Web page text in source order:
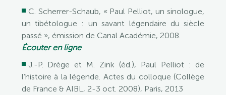
C. Scherrer-Schaub, « Paul Pelliot, un sinologue,
un tibétologue : un savant légendaire du siècle
passé », émission de Canal Académie, 2008.
Écouter en ligne
J.-P. Drège et M. Zink (éd.), Paul Pelliot : de
l’histoire à la légende. Actes du colloque (Collège
de France & AIBL, 2-3 oct. 2008), Paris, 2013